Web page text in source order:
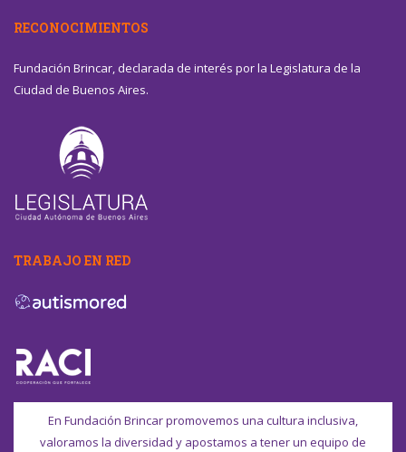
RECONOCIMIENTOS
Fundación Brincar, declarada de interés por la Legislatura de la
Ciudad de Buenos Aires.
TRABAJO EN RED
En Fundación Brincar promovemos una cultura inclusiva,
valoramos la diversidad y apostamos a tener un equipo de